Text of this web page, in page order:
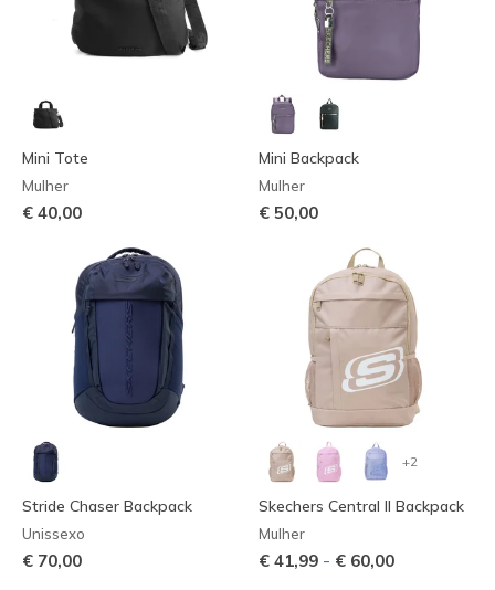
Mini Tote
Mulher
€ 40,00
Mini Backpack
Mulher
€ 50,00
Stride Chaser Backpack
Unissexo
€ 70,00
+2
Skechers Central II Backpack
Mulher
€ 41,99 - € 60,00